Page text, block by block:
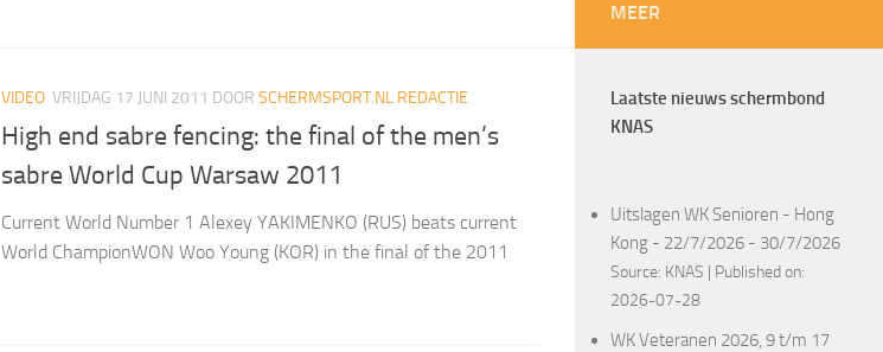
VIDEO VRIJDAG 17 JUNI 2011 DOOR SCHERMSPORT.NL REDACTIE
High end sabre fencing: the final of the men’s
sabre World Cup Warsaw 2011
Current World Number 1 Alexey YAKIMENKO (RUS) beats current
World ChampionWON Woo Young (KOR) in the final of the 2011
MEER
Laatste nieuws schermbond
KNAS
Uitslagen WK Senioren - Hong
Kong - 22/7/2026 - 30/7/2026
Source: KNAS
Published on:
2026-07-28
WK Veteranen 2026, 9 t/m 17